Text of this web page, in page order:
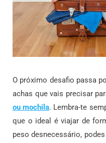
O próximo desafio passa
achas que vais precisar
ou mochila. Lembra-te
que o ideal é viajar de
peso desnecessário,